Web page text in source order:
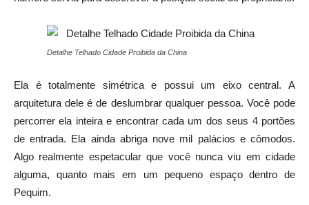
Detalhe Telhado Cidade Proibida da China
Ela é totalmente simétrica e possui um eixo central. A
arquitetura dele é de deslumbrar qualquer pessoa. Você pode
percorrer ela inteira e encontrar cada um dos seus 4 portões
de entrada. Ela ainda abriga nove mil palácios e cômodos.
Algo realmente espetacular que você nunca viu em cidade
alguma, quanto mais em um pequeno espaço dentro de
Pequim.